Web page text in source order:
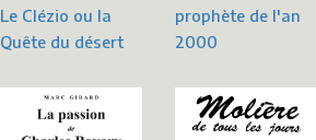
Le Clézio ou la
Quête du désert
prophète de l'an
2000